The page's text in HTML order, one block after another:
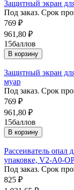
Защитный экран
Под заказ. Срок
769 ₽
961,80 ₽
15баллов
В корзину
Защитный экран
муар
Под заказ. Срок
769 ₽
961,80 ₽
15баллов
В корзину
Рассеиватель
упаковке, V2-A0-
Под заказ. Срок
825 ₽